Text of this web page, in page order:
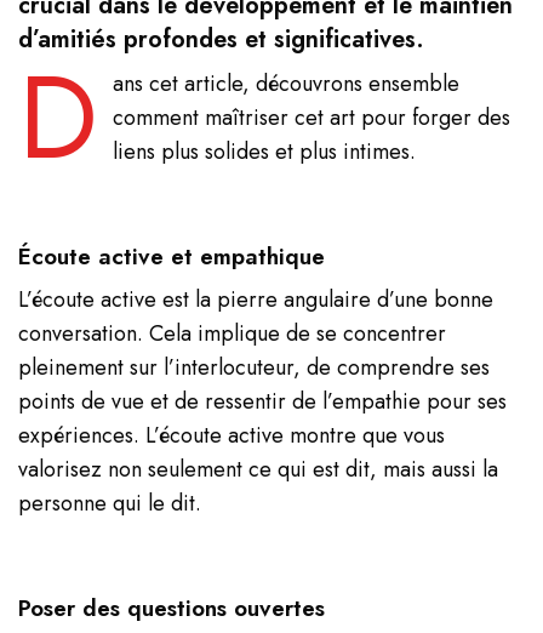
d’amitiés profondes et significatives.
D
ans cet article, découvrons ensemble
comment maîtriser cet art pour forger des
liens plus solides et plus intimes.
Écoute active et empathique
L’écoute active est la pierre angulaire d’une bonne
conversation. Cela implique de se concentrer
pleinement sur l’interlocuteur, de comprendre ses
points de vue et de ressentir de l’empathie pour ses
expériences. L’écoute active montre que vous
valorisez non seulement ce qui est dit, mais aussi la
personne qui le dit.
Poser des questions ouvertes